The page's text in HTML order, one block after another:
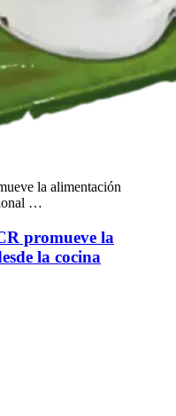
la alimentación
…
promueve la
la cocina